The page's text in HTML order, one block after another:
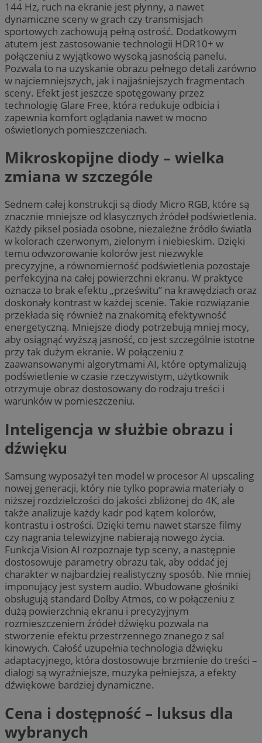
144 Hz, ruch na ekranie jest płynny, a nawet
dynamiczne sceny w grach czy transmisjach
sportowych zachowują pełną ostrość. Dodatkowym
atutem jest zastosowanie technologii HDR10+ w
połączeniu z wyjątkowo wysoką jasnością panelu.
Pozwala to na uzyskanie obrazu pełnego detali zarówno
w najciemniejszych, jak i najjaśniejszych fragmentach
sceny. Efekt jest jeszcze spotęgowany przez
technologię Glare Free, która redukuje odbicia i
zapewnia komfort oglądania nawet w mocno
oświetlonych pomieszczeniach.
Mikroskopijne diody – wielka
zmiana w szczególe
Sednem całej konstrukcji są diody Micro RGB, które są
znacznie mniejsze od klasycznych źródeł podświetlenia.
Każdy piksel posiada osobne, niezależne źródło światła
w kolorach czerwonym, zielonym i niebieskim. Dzięki
temu odwzorowanie kolorów jest niezwykle
precyzyjne, a równomierność podświetlenia pozostaje
perfekcyjna na całej powierzchni ekranu. W praktyce
oznacza to brak efektu „prześwitu” na krawędziach oraz
doskonały kontrast w każdej scenie. Takie rozwiązanie
przekłada się również na znakomitą efektywność
energetyczną. Mniejsze diody potrzebują mniej mocy,
aby osiągnąć wyższą jasność, co jest szczególnie istotne
przy tak dużym ekranie. W połączeniu z
zaawansowanymi algorytmami AI, które optymalizują
podświetlenie w czasie rzeczywistym, użytkownik
otrzymuje obraz dostosowany do rodzaju treści i
warunków w pomieszczeniu.
Inteligencja w służbie obrazu i
dźwięku
Samsung wyposażył ten model w procesor AI upscaling
nowej generacji, który nie tylko poprawia materiały o
niższej rozdzielczości do jakości zbliżonej do 4K, ale
także analizuje każdy kadr pod kątem kolorów,
kontrastu i ostrości. Dzięki temu nawet starsze filmy
czy nagrania telewizyjne nabierają nowego życia.
Funkcja Vision AI rozpoznaje typ sceny, a następnie
dostosowuje parametry obrazu tak, aby oddać jej
charakter w najbardziej realistyczny sposób. Nie mniej
imponujący jest system audio. Wbudowane głośniki
obsługują standard Dolby Atmos, co w połączeniu z
dużą powierzchnią ekranu i precyzyjnym
rozmieszczeniem źródeł dźwięku pozwala na
stworzenie efektu przestrzennego znanego z sal
kinowych. Całość uzupełnia technologia dźwięku
adaptacyjnego, która dostosowuje brzmienie do treści –
dialogi są wyraźniejsze, muzyka pełniejsza, a efekty
dźwiękowe bardziej dynamiczne.
Cena i dostępność – luksus dla
wybranych